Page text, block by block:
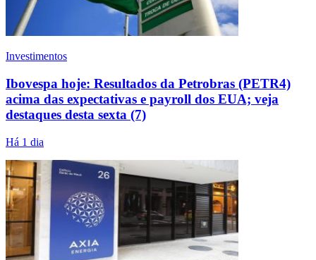
Investimentos
Ibovespa hoje: Resultados da Petrobras (PETR4)
acima das expectativas e payroll dos EUA; veja
destaques desta sexta (7)
Há 1 dia